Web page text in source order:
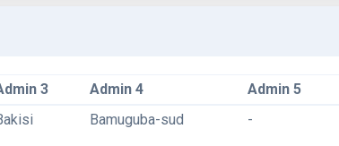
3 Admin 4 Admin 5
Bamuguba-sud -